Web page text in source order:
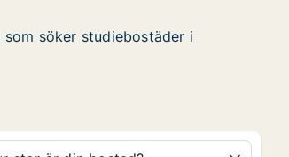
söker studiebostäder i